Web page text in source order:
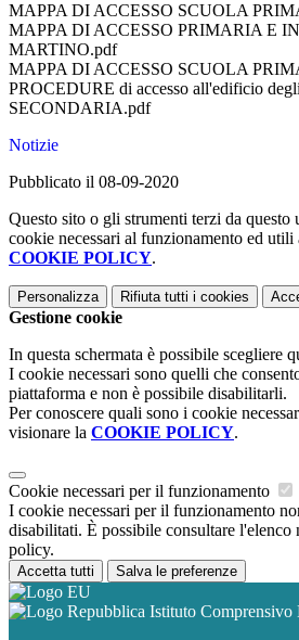
MAPPA DI ACCESSO SCUOLA
MAPPA DI ACCESSO PRIMARIA E
MARTINO.pdf
MAPPA DI ACCESSO SCUOLA
PROCEDURE di accesso all'edificio
SECONDARIA.pdf
Notizie
Pubblicato il 08-09-2020
Questo sito o gli strumenti terzi da
cookie necessari al funzionamento ed
COOKIE POLICY.
Personalizza Rifiuta tutti i cookies
Gestione cookie
In questa schermata è possibile scegliere
I cookie necessari sono quelli che
piattaforma e non è possibile disabilitarli.
Per conoscere quali sono i cookie
visionare la COOKIE POLICY.
Cookie necessari per il funzionamento
I cookie necessari per il funzionamento
disabilitati. È possibile consultare l'elenco
policy.
Accetta tutti Salva le preferenze
Istituto Comprensivo